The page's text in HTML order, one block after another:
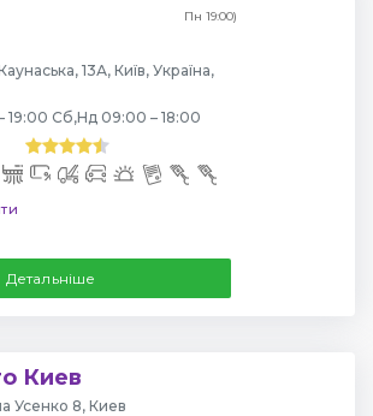
Пн 19:00)
13А, Київ, Україна,
19:00 Сб,Нд 09:00 – 18:00
Детальніше
Киев
Усенко 8, Киев